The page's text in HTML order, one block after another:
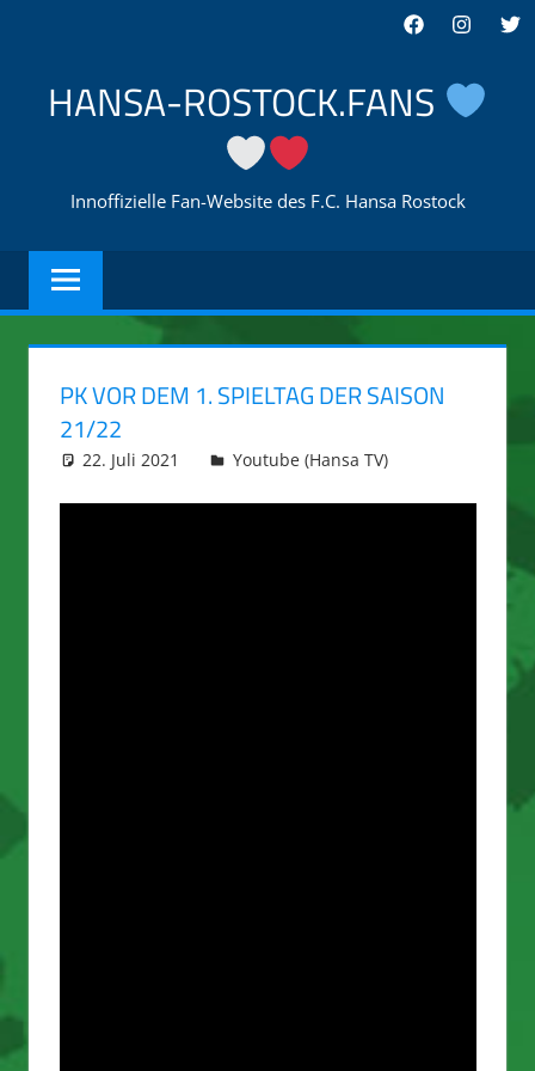
springen
Facebook
HANSA-ROSTOCK.FANS
Innoffizielle Fan-Website des F.C. Hansa Rostock
PK VOR DEM 1. SPIELTAG DER SAISON
21/22
22. Juli 2021 integromat
Youtube (Hansa TV)